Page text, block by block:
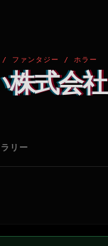
ファンタジー / ホラー
株式会社
リー